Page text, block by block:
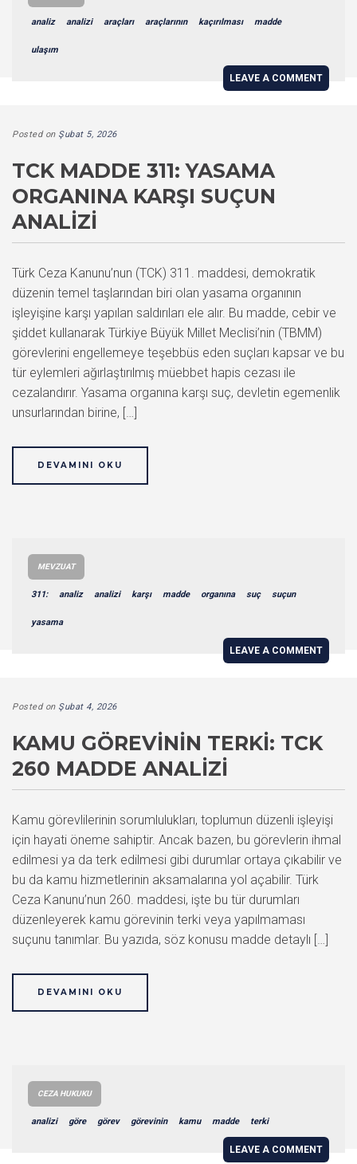
analiz analizi araçları araçlarının kaçırılması madde
ulaşım
LEAVE A COMMENT
Posted on Şubat 5, 2026
TCK MADDE 311: YASAMA
ORGANINA KARŞI SUÇUN
ANALIZI
Türk Ceza Kanunu’nun (TCK) 311. maddesi, demokratik
düzenin temel taşlarından biri olan yasama organının
işleyişine karşı yapılan saldırıları ele alır. Bu madde, cebir ve
şiddet kullanarak Türkiye Büyük Millet Meclisi’nin (TBMM)
görevlerini engellemeye teşebbüs eden suçları kapsar ve bu
tür eylemleri ağırlaştırılmış müebbet hapis cezası ile
cezalandırır. Yasama organına karşı suç, devletin egemenlik
unsurlarından birine, […]
DEVAMINI OKU
MEVZUAT
311: analiz analizi karşı madde organına suç suçun
yasama
LEAVE A COMMENT
Posted on Şubat 4, 2026
KAMU GÖREVININ TERKI: TCK
260 MADDE ANALIZI
Kamu görevlilerinin sorumlulukları, toplumun düzenli işleyişi
için hayati öneme sahiptir. Ancak bazen, bu görevlerin ihmal
edilmesi ya da terk edilmesi gibi durumlar ortaya çıkabilir ve
bu da kamu hizmetlerinin aksamalarına yol açabilir. Türk
Ceza Kanunu’nun 260. maddesi, işte bu tür durumları
düzenleyerek kamu görevinin terki veya yapılmaması
suçunu tanımlar. Bu yazıda, söz konusu madde detaylı […]
DEVAMINI OKU
CEZA HUKUKU
analizi göre görev görevinin kamu madde terki
LEAVE A COMMENT